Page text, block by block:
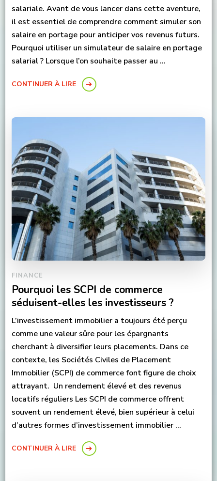
salariale. Avant de vous lancer dans cette aventure,
il est essentiel de comprendre comment simuler son
salaire en portage pour anticiper vos revenus futurs.
Pourquoi utiliser un simulateur de salaire en portage
salarial ? Lorsque l’on souhaite passer au …
CONTINUER À LIRE
FINANCE
Pourquoi les SCPI de commerce
séduisent-elles les investisseurs ?
L’investissement immobilier a toujours été perçu
comme une valeur sûre pour les épargnants
cherchant à diversifier leurs placements. Dans ce
contexte, les Sociétés Civiles de Placement
Immobilier (SCPI) de commerce font figure de choix
attrayant. Un rendement élevé et des revenus
locatifs réguliers Les SCPI de commerce offrent
souvent un rendement élevé, bien supérieur à celui
d’autres formes d’investissement immobilier …
CONTINUER À LIRE